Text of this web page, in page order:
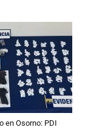
en Osorno: PDI